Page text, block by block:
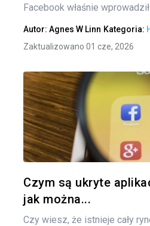
Facebook właśnie
Autor: Agnes W Linn Kategoria:
Zaktualizowano 01 cze, 2026
Czym są ukryte
jak można...
Czy wiesz, że istnieje cały